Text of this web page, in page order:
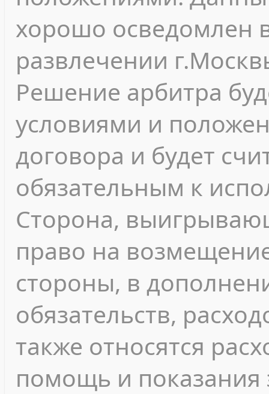
хорошо осведомлен
развлечении
Решение арбитра
условиями и
договора и будет
обязательным к
Сторона,
право на
стороны, в
обязательств,
также относятся
помощь и показания